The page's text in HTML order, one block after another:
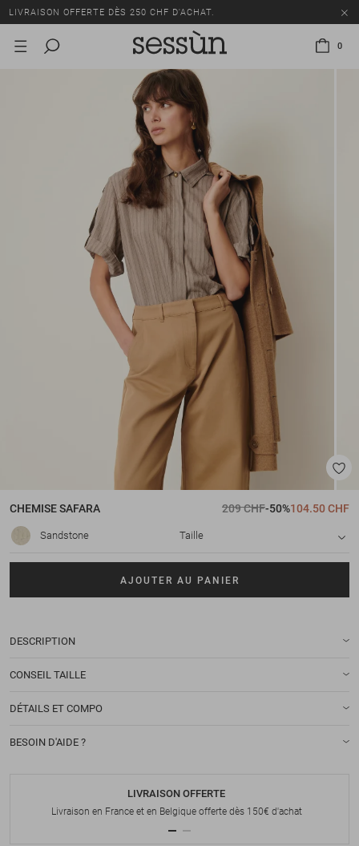
LIVRAISON OFFERTE DÈS 250 CHF D'ACHAT.
TOUS LES PRIX INCLUENT LA TVA ET LES DROITS DE DOUANE.
LIVRAISON OFFERTE DÈS 250 CHF D'ACHAT.
TOUS LES PRIX INCLUENT LA TVA ET LES DROITS DE DOUANE.
0
CHEMISESAFARA 209 CHF-50%104.50 CHF
Sandstone Taille
AJOUTER AU PANIER
DESCRIPTION
CONSEIL TAILLE
DÉTAILS ET COMPO
BESOIN D'AIDE ?
LIVRAISON OFFERTE
Livraison en France et en Belgique offerte dès 150€ d'achat